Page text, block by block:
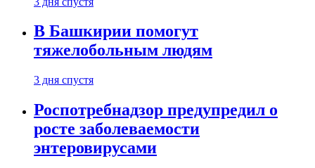
В Башкирии помогут
тяжелобольным людям
3 дня спустя
Роспотребнадзор предупредил о
росте заболеваемости
энтеровирусами